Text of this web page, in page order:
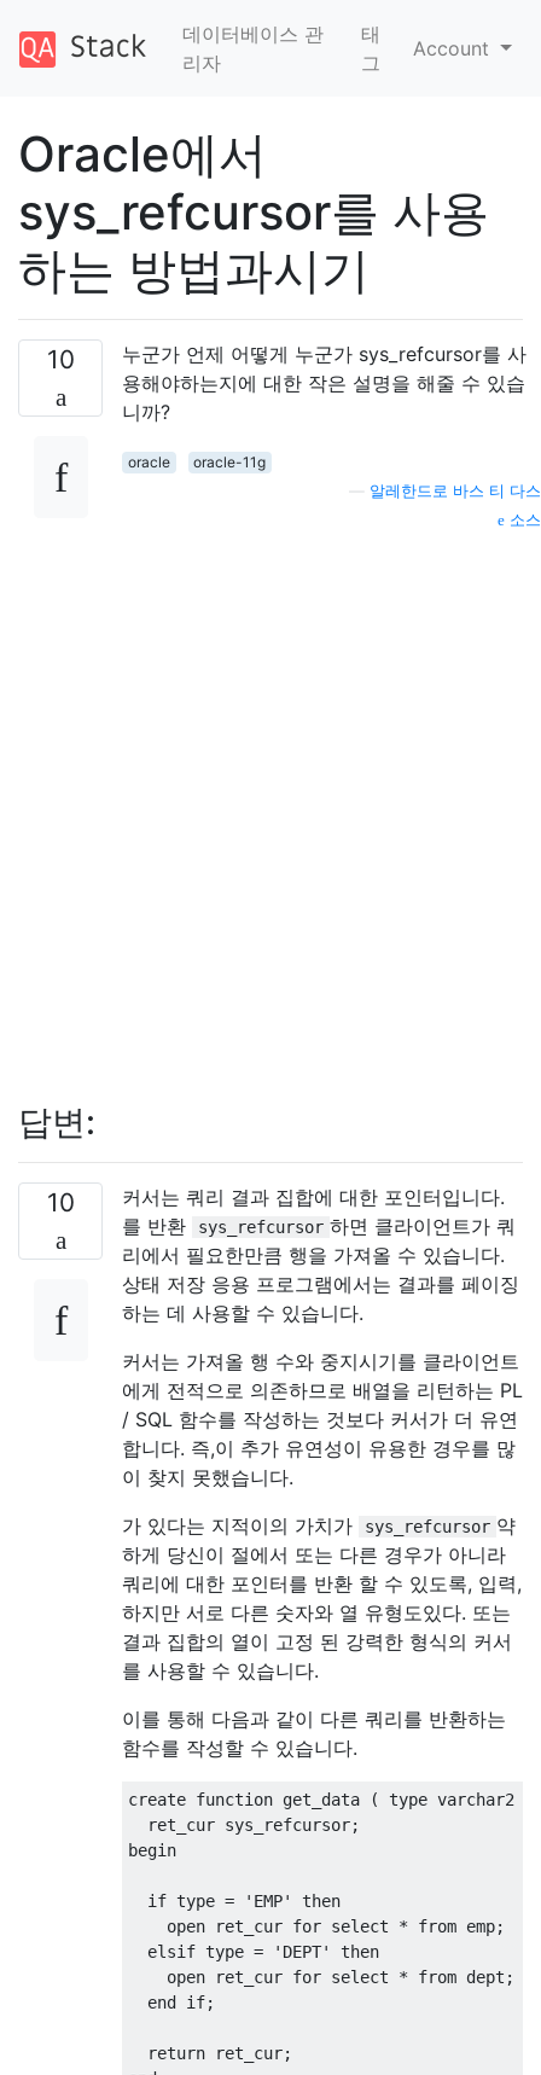
데이터베이스 관
리자
태
그
Account
Oracle에서
sys_refcursor를 사용
하는 방법과시기
10
누군가 언제 어떻게 누군가 sys_refcursor를 사
용해야하는지에 대한 작은 설명을 해줄 수 있습
니까?
oracle
oracle-11g
알레한드로 바스 티 다스
소스
답변:
10
커서는 쿼리 결과 집합에 대한 포인터입니다.
를 반환
sys_refcursor 하면 클라이언트가 쿼
리에서 필요한만큼 행을 가져올 수 있습니다.
상태 저장 응용 프로그램에서는 결과를 페이징
하는 데 사용할 수 있습니다.
커서는 가져올 행 수와 중지시기를 클라이언트
에게 전적으로 의존하므로 배열을 리턴하는 PL
/ SQL 함수를 작성하는 것보다 커서가 더 유연
합니다. 즉,이 추가 유연성이 유용한 경우를 많
이 찾지 못했습니다.
가 있다는 지적이의 가치가
sys_refcursor 약
하게 당신이 절에서 또는 다른 경우가 아니라
쿼리에 대한 포인터를 반환 할 수 있도록, 입력,
하지만 서로 다른 숫자와 열 유형도있다. 또는
결과 집합의 열이 고정 된 강력한 형식의 커서
를 사용할 수 있습니다.
이를 통해 다음과 같이 다른 쿼리를 반환하는
함수를 작성할 수 있습니다.
create function get_data ( type varchar2
  ret_cur sys_refcursor
;
begin
if type = 'EMP'
then
open ret_cur for select * from emp;
  elsif type
= 'DEPT'
then
open ret_cur for select * from dept ;
end
if;
return ret_cur;